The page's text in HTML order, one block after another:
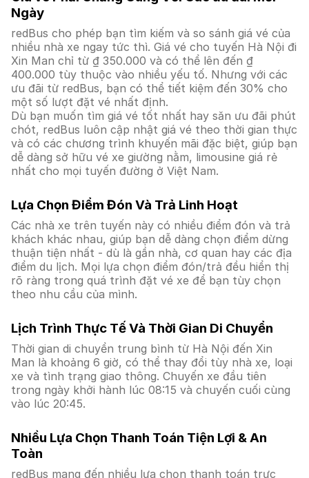
Ngày
redBus cho phép bạn tìm kiếm và so sánh giá vé của
nhiều nhà xe ngay tức thì. Giá vé cho tuyến Hà Nội đi
Xin Man chỉ từ ₫ 350.000 và có thể lên đến ₫
400.000 tùy thuộc vào nhiều yếu tố. Nhưng với các
ưu đãi từ redBus, bạn có thể tiết kiệm đến 30% cho
một số lượt đặt vé nhất định.
Dù bạn muốn tìm giá vé tốt nhất hay săn ưu đãi phút
chót, redBus luôn cập nhật giá vé theo thời gian thực
và có các chương trình khuyến mãi đặc biệt, giúp bạn
dễ dàng sở hữu vé xe giường nằm, limousine giá rẻ
nhất cho mọi tuyến đường ở Việt Nam.
Lựa Chọn Điểm Đón Và Trả Linh Hoạt
Các nhà xe trên tuyến này có nhiều điểm đón và trả
khách khác nhau, giúp bạn dễ dàng chọn điểm dừng
thuận tiện nhất - dù là gần nhà, cơ quan hay các địa
điểm du lịch. Mọi lựa chọn điểm đón/trả đều hiển thị
rõ ràng trong quá trình đặt vé xe để bạn tùy chọn
theo nhu cầu của mình.
Lịch Trình Thực Tế Và Thời Gian Di Chuyển
Thời gian di chuyển trung bình từ Hà Nội đến Xin
Man là khoảng 6 giờ, có thể thay đổi tùy nhà xe, loại
xe và tình trạng giao thông. Chuyến xe đầu tiên
trong ngày khởi hành lúc 08:15 và chuyến cuối cùng
vào lúc 20:45.
Nhiều Lựa Chọn Thanh Toán Tiện Lợi & An
Toàn
redBus mang đến nhiều lựa chọn thanh toán trực